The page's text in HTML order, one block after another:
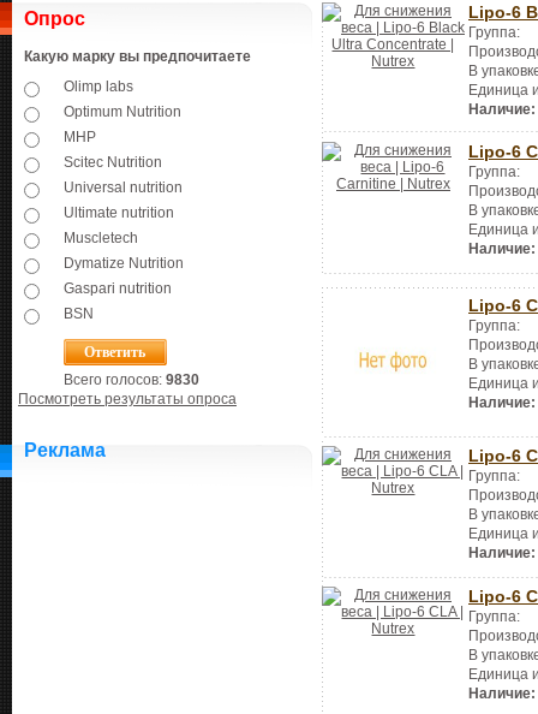
Опрос
Какую марку вы предпочитаете
Olimp labs
Optimum Nutrition
MHP
Scitec Nutrition
Universal nutrition
Ultimate nutrition
Muscletech
Dymatize Nutrition
Gaspari nutrition
BSN
Всего голосов: 9830
Посмотреть результаты опроса
Реклама
Lipo-6
Группа:
В
Единица
Наличие:
Lipo-6
Группа:
В
Единица
Наличие:
Lipo-6
Группа:
В
Единица
Наличие:
Lipo-6
Группа:
В
Единица
Наличие:
Lipo-6
Группа:
В
Единица
Наличие: